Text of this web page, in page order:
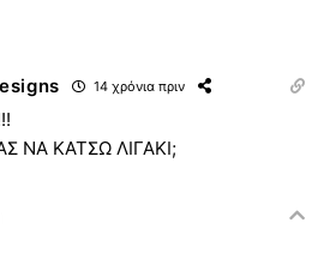
14 χρόνια πριν
ΝΑ ΚΑΤΣΩ ΛΙΓΑΚΙ;